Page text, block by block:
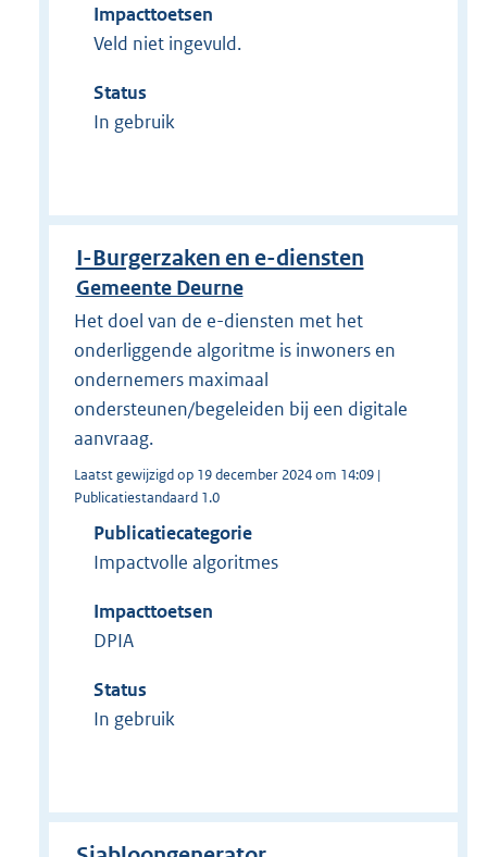
Impacttoetsen
Veld niet ingevuld.
Status
In gebruik
I-Burgerzaken en e-diensten
Gemeente Deurne
Het doel van de e-diensten met het
onderliggende algoritme is inwoners en
ondernemers maximaal
ondersteunen/begeleiden bij een digitale
aanvraag.
Laatst gewijzigd op 19 december 2024 om 14:09 |
Publicatiestandaard 1.0
Publicatiecategorie
Impactvolle algoritmes
Impacttoetsen
DPIA
Status
In gebruik